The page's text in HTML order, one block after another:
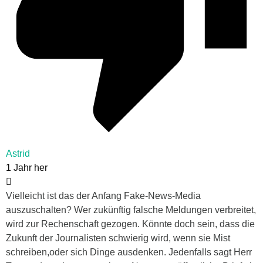
Astrid
1 Jahr her
Vielleicht ist das der Anfang Fake-News-Media
auszuschalten? Wer zukünftig falsche Meldungen verbreitet,
wird zur Rechenschaft gezogen. Könnte doch sein, dass die
Zukunft der Journalisten schwierig wird, wenn sie Mist
schreiben,oder sich Dinge ausdenken. Jedenfalls sagt Herr